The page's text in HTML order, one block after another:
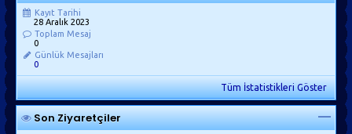
Kayıt Tarihi
28 Aralık 2023
Toplam Mesaj
0
Günlük Mesajları
0
Tüm İstatistikleri Göster
Son Ziyaretçiler